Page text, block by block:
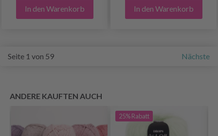
In den Warenkorb In den Warenkorb
Seite 1 von 59 Nächste
ANDERE KAUFTEN AUCH
25%Rabatt